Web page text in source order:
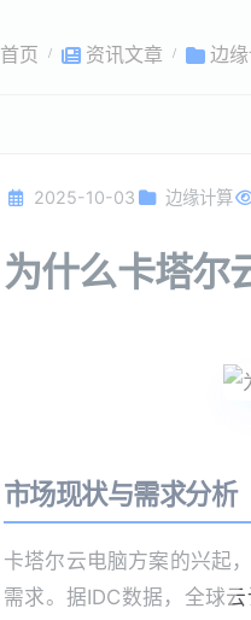
首页 资讯文章 边
2025-10-03 边缘计算
为什么卡塔尔
市场现状与需求分析
卡塔尔云电脑方案的兴起
需求。据IDC数据，全球